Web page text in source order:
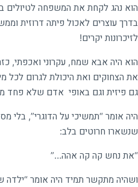
הוא נהג לקחת את המשפחה לטיולים
בדרך עוצרים לאכול פיתה דרוזית
לזיכרונות יקרים!
הוא היה אבא שמח, עקרוני ואכפתי,
את הצחוקים ואת היכולת לגרום לכל
גם פיזית וגם באופי אדם שלא פחד
היה אומר “תמשיכי על הדוגרי”, בלי
שנשארו חרוטים בלב:
“את נחש קה קה אהה…”
ושהיה מתקשר תמיד היה אומר